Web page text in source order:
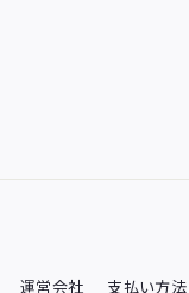
運営会社 支払い方